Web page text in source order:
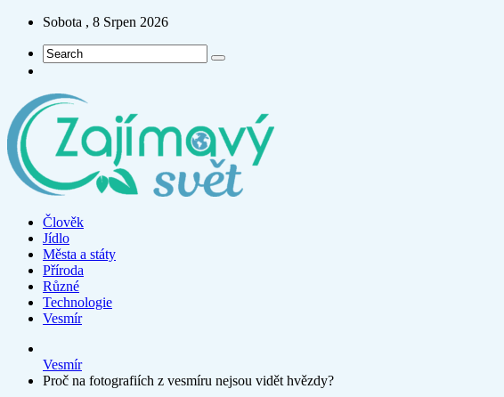
Sobota , 8 Srpen 2026
Člověk
Jídlo
Města a státy
Příroda
Různé
Technologie
Vesmír
Vesmír
Proč na fotografiích z vesmíru nejsou vidět hvězdy?